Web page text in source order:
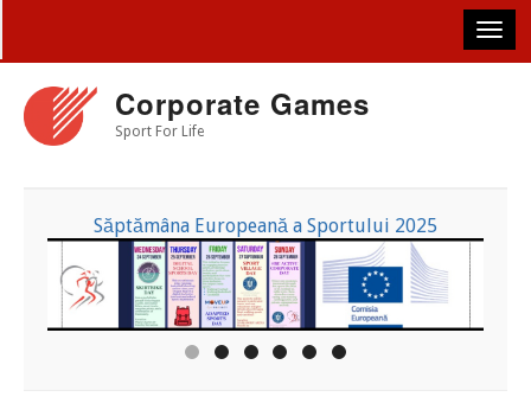
main
content
Corporate Games
Sport For Life
Săptămâna Europeană a Sportului 2025